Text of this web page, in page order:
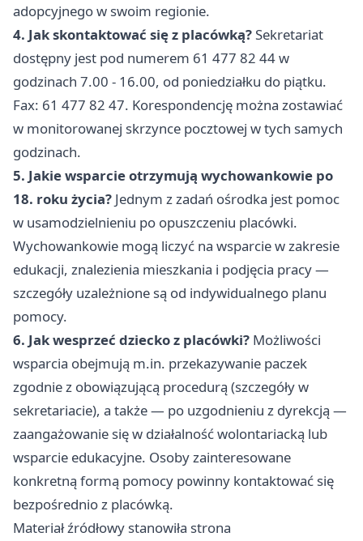
adopcyjnego w swoim regionie.
4. Jak skontaktować się z placówką?Sekretariat
dostępny jest pod numerem 61 477 82 44 w
godzinach 7.00 - 16.00, od poniedziałku do piątku.
Fax: 61 477 82 47. Korespondencję można zostawiać
w monitorowanej skrzynce pocztowej w tych samych
godzinach.
5. Jakie wsparcie otrzymują wychowankowie po
18. roku życia? Jednym z zadań ośrodka jest pomoc
w usamodzielnieniu po opuszczeniu placówki.
Wychowankowie mogą liczyć na wsparcie w zakresie
edukacji, znalezienia mieszkania i podjęcia pracy —
szczegóły uzależnione są od indywidualnego planu
pomocy.
6. Jak wesprzeć dziecko z placówki? Możliwości
wsparcia obejmują m.in. przekazywanie paczek
zgodnie z obowiązującą procedurą (szczegóły w
sekretariacie), a także — po uzgodnieniu z dyrekcją —
zaangażowanie się w działalność wolontariacką lub
wsparcie edukacyjne. Osoby zainteresowane
konkretną formą pomocy powinny kontaktować się
bezpośrednio z placówką.
Materiał źródłowy stanowiła strona